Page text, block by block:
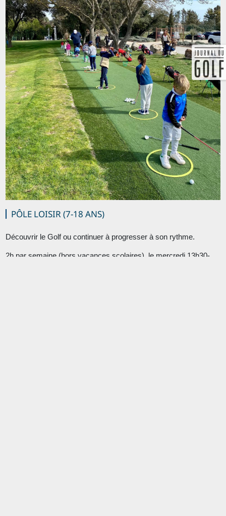
PÔLE LOISIR (7-18 ANS)
Découvrir le Golf ou continuer à progresser à son rythme.
2h par semaine (hors vacances scolaires), le mercredi 13h30-